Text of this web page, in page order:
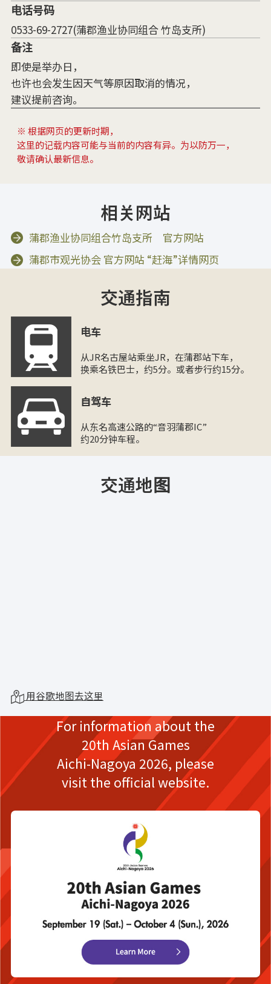
电话号码
0533-69-2727(蒲郡渔业协同组合 竹岛支所)
备注
即使是举办日，
也许也会发生因天气等原因取消的情况，
建议提前咨询。
※ 根据网页的更新时期，
这里的记载内容可能与当前的内容有异。为以防万一，
敬请确认最新信息。
相关网站
蒲郡渔业协同组合竹岛支所 官方网站
蒲郡市观光协会 官方网站 “赶海”详情网页
交通指南
电车
从JR名古屋站乘坐JR，在蒲郡站下车，
换乘名铁巴士，约5分。或者步行约15分。
自驾车
从东名高速公路的“音羽蒲郡IC”
约20分钟车程。
交通地图
用谷歌地图去这里
For information about the
20th Asian Games
Aichi-Nagoya 2026, please
visit the official website.